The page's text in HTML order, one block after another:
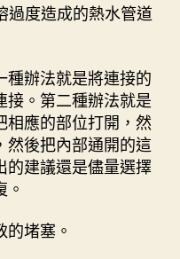
過度造成的熱水管道
種辦法就是將連接的
接。第二種辦法就是
相應的部位打開，然
然後把內部通開的這
的建議還是儘量選擇
堵塞。